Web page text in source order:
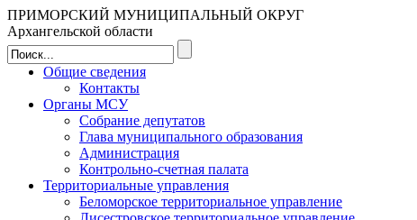
ПРИМОРСКИЙ МУНИЦИПАЛЬНЫЙ ОКРУГ
Архангельской области
Общие сведения
Контакты
Органы МСУ
Собрание депутатов
Глава муниципального образования
Администрация
Контрольно-счетная палата
Территориальные управления
Беломорское территориальное управление